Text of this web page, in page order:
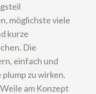
möglichste viele
kurze
Die
einfach und
zu wirken.
am Konzept